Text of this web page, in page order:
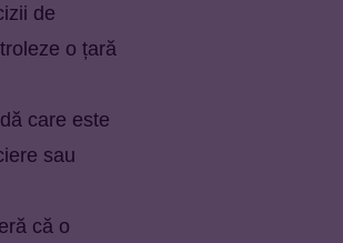
de
o țară
care este
sau
că o